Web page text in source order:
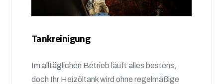
Tankreinigung
Im alltäglichen Betrieb läuft alles bestens,
doch Ihr Heizöltank wird ohne regelmäßige